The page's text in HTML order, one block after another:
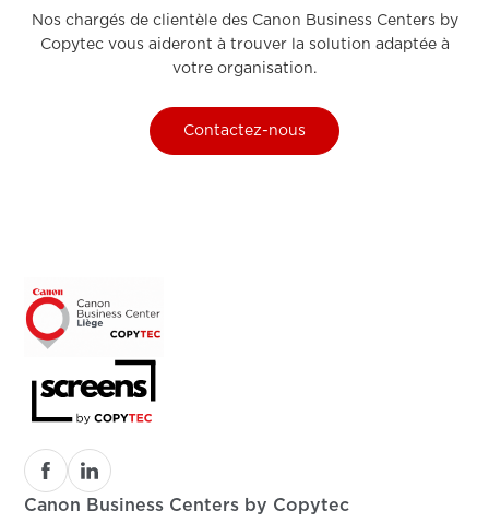
Nos chargés de clientèle des Canon Business Centers by
Copytec vous aideront à trouver la solution adaptée à
votre organisation.
Contactez-nous
Canon Business Centers by Copytec